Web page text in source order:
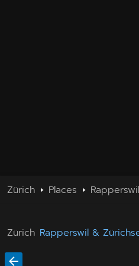
Zürich Places
Zürich Rapperswil &